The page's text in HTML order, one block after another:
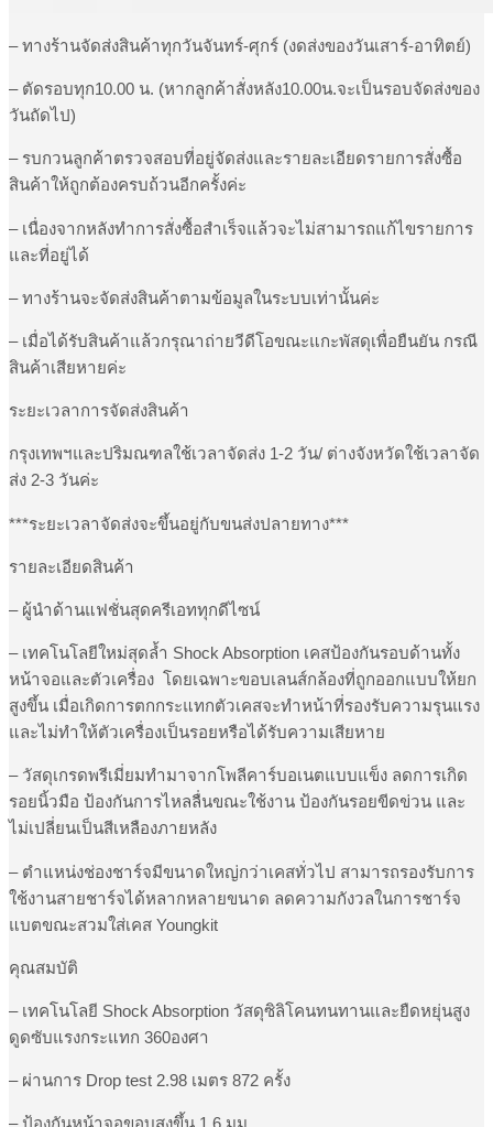
– ทางร้านจัดส่งสินค้าทุกวันจันทร์-ศุกร์ (งดส่งของวันเสาร์-อาทิตย์)
– ตัดรอบทุก10.00 น. (หากลูกค้าสั่งหลัง10.00น.จะเป็นรอบจัดส่งของ
วันถัดไป)
– รบกวนลูกค้าตรวจสอบที่อยู่จัดส่งและรายละเอียดรายการสั่งซื้อ
สินค้าให้ถูกต้องครบถ้วนอีกครั้งค่ะ
– เนื่องจากหลังทำการสั่งซื้อสำเร็จแล้วจะไม่สามารถแก้ไขรายการ
และที่อยู่ได้
– ทางร้านจะจัดส่งสินค้าตามข้อมูลในระบบเท่านั้นค่ะ
– เมื่อได้รับสินค้าแล้วกรุณาถ่ายวีดีโอขณะแกะพัสดุเพื่อยืนยัน กรณี
สินค้าเสียหายค่ะ
ระยะเวลาการจัดส่งสินค้า
กรุงเทพฯและปริมณฑลใช้เวลาจัดส่ง 1-2 วัน/ ต่างจังหวัดใช้เวลาจัด
ส่ง 2-3 วันค่ะ
***ระยะเวลาจัดส่งจะขึ้นอยู่กับขนส่งปลายทาง***
รายละเอียดสินค้า
– ผู้นำด้านแฟชั่นสุดครีเอททุกดีไซน์
– เทคโนโลยีใหม่สุดล้ำ Shock Absorption เคสป้องกันรอบด้านทั้ง
หน้าจอและตัวเครื่อง โดยเฉพาะขอบเลนส์กล้องที่ถูกออกแบบให้ยก
สูงขึ้น เมื่อเกิดการตกกระแทกตัวเคสจะทำหน้าที่รองรับความรุนแรง
และไม่ทำให้ตัวเครื่องเป็นรอยหรือได้รับความเสียหาย
– วัสดุเกรดพรีเมี่ยมทำมาจากโพลีคาร์บอเนตแบบแข็ง ลดการเกิด
รอยนิ้วมือ ป้องกันการไหลลื่นขณะใช้งาน ป้องกันรอยขีดข่วน และ
ไม่เปลี่ยนเป็นสีเหลืองภายหลัง
– ตำแหน่งช่องชาร์จมีขนาดใหญ่กว่าเคสทั่วไป สามารถรองรับการ
ใช้งานสายชาร์จได้หลากหลายขนาด ลดความกังวลในการชาร์จ
แบตขณะสวมใส่เคส Youngkit
คุณสมบัติ
– เทคโนโลยี Shock Absorption วัสดุซิลิโคนทนทานและยืดหยุ่นสูง
ดูดซับแรงกระแทก 360องศา
– ผ่านการ Drop test 2.98 เมตร 872 ครั้ง